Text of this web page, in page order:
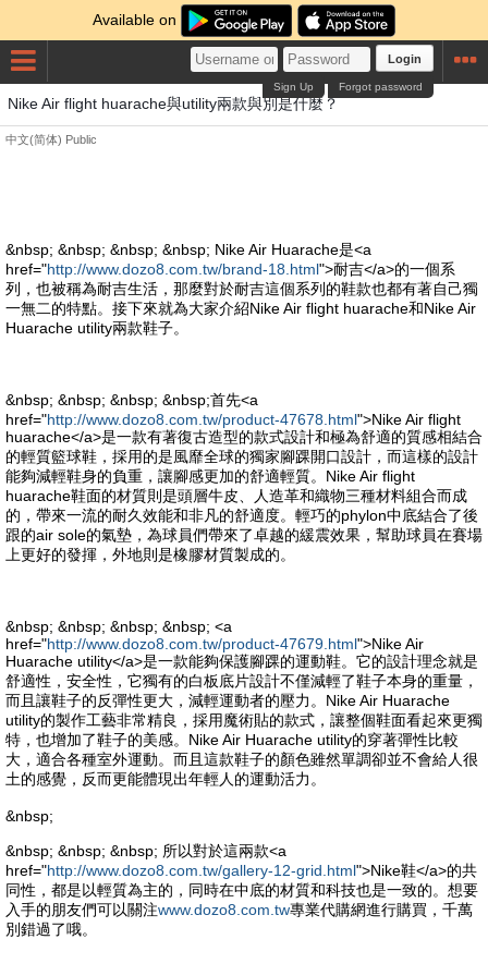
Available on
Login
Forgot password
Sign Up
Nike Air flight huarache與utility兩款與別是什麼？
中文(简体) Public
&nbsp; &nbsp; &nbsp; &nbsp; Nike Air Huarache是<a
href="http://www.dozo8.com.tw/brand-18.html">耐吉</a>的一個系
列，也被稱為耐吉生活，那麼對於耐吉這個系列的鞋款也都有著自己獨
一無二的特點。接下來就為大家介紹Nike Air flight huarache和Nike Air
Huarache utility兩款鞋子。
&nbsp; &nbsp; &nbsp; &nbsp;首先<a
href="http://www.dozo8.com.tw/product-47678.html">Nike Air flight
huarache</a>是一款有著復古造型的款式設計和極為舒適的質感相結合
的輕質籃球鞋，採用的是風靡全球的獨家腳踝開口設計，而這樣的設計
能夠減輕鞋身的負重，讓腳感更加的舒適輕質。Nike Air flight
huarache鞋面的材質則是頭層牛皮、人造革和織物三種材料組合而成
的，帶來一流的耐久效能和非凡的舒適度。輕巧的phylon中底結合了後
跟的air sole的氣墊，為球員們帶來了卓越的緩震效果，幫助球員在賽場
上更好的發揮，外地則是橡膠材質製成的。
&nbsp; &nbsp; &nbsp; &nbsp; <a
href="http://www.dozo8.com.tw/product-47679.html">Nike Air
Huarache utility</a>是一款能夠保護腳踝的運動鞋。它的設計理念就是
舒適性，安全性，它獨有的白板底片設計不僅減輕了鞋子本身的重量，
而且讓鞋子的反彈性更大，減輕運動者的壓力。Nike Air Huarache
utility的製作工藝非常精良，採用魔術貼的款式，讓整個鞋面看起來更獨
特，也增加了鞋子的美感。Nike Air Huarache utility的穿著彈性比較
大，適合各種室外運動。而且這款鞋子的顏色雖然單調卻並不會給人很
土的感覺，反而更能體現出年輕人的運動活力。
&nbsp;
&nbsp; &nbsp; &nbsp; 所以對於這兩款<a
href="http://www.dozo8.com.tw/gallery-12-grid.html">Nike鞋</a>的共
同性，都是以輕質為主的，同時在中底的材質和科技也是一致的。想要
入手的朋友們可以關注www.dozo8.com.tw專業代購網進行購買，千萬
別錯過了哦。